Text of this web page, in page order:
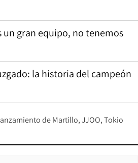
un gran equipo, no tenemos
la historia del campeón
de Martillo JJOO Tokio